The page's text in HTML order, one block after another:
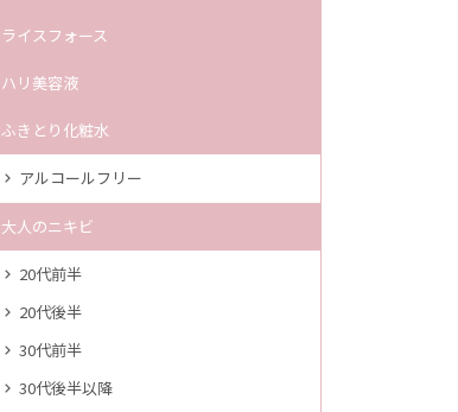
ライスフォース
ハリ美容液
ふきとり化粧水
アルコールフリー
大人のニキビ
20代前半
20代後半
30代前半
30代後半以降